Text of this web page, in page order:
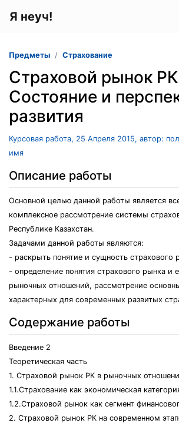
Я неуч!
Предметы Страхование
Страховой рынок
Состояние и
развития
Курсовая работа, 25 Апреля 2015, автор:
имя
Описание работы
Основной целью данной работы является
комплексное рассмотрение системы
Республике Казахстан.
Задачами данной работы являются:
- раскрыть понятие и сущность страхового
- определение понятия страхового рынка и
рыночных отношений, рассмотрение
характерных для современных развитых
Содержание работы
Введение 2
Теоретическая часть
1. Страховой рынок РК в рыночных
1.1.Страхование как экономическая
1.2.Страховой рынок как сегмент
2. Страховой рынок РК на современном